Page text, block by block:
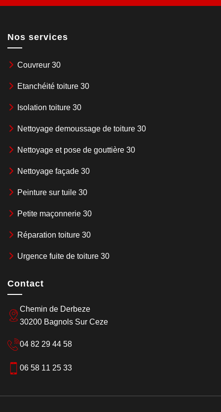
Nos services
Couvreur 30
Etanchéité toiture 30
Isolation toiture 30
Nettoyage demoussage de toiture 30
Nettoyage et pose de gouttière 30
Nettoyage façade 30
Peinture sur tuile 30
Petite maçonnerie 30
Réparation toiture 30
Urgence fuite de toiture 30
Contact
Chemin de Derbeze
30200 Bagnols Sur Ceze
04 82 29 44 58
06 58 11 25 33